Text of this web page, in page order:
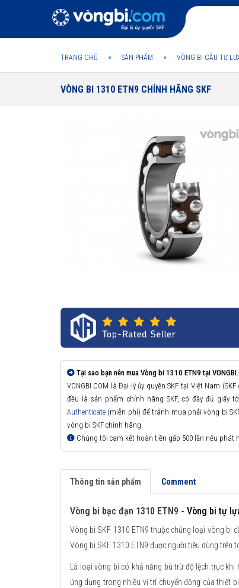
TRANG CHỦ SẢN PHẨM VÒNG BI CẦU TỰ
VÒNG BI 1310 ETN9 CHÍNH HÃNG SKF
Tại sao bạn nên mua Vòng bi 1310 ETN9 tại
VONGBI.COM là Đại lý ủy quyền SKF tại Việt Nam
đều là sản phẩm chính hãng SKF, có đầy đủ giấy
Authenticate (miễn phí) để tránh mua phải vòng bi
vòng bi SKF chính hãng.
Chúng tôi cam kết hoàn tiền gấp 500 lần nếu phát
Thông tin sản phẩm Comment
Vòng bi bạc đạn 1310 ETN9 - Vòng bi tự
Vòng bi SKF 1310 ETN9 thuộc chủng loại vòng bi
Vòng bi SKF 1310 ETN9 được người tiêu dùng trên
Là loại vòng bi có khả năng bù trừ độ lệch trục
ứng dụng trong nhiều vị trí chuyển động của thiết